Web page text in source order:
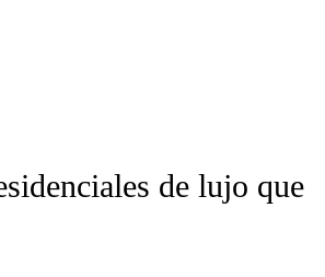
ABOUT NEW PAGES ON "CNN-SPANISH".
de lujo que